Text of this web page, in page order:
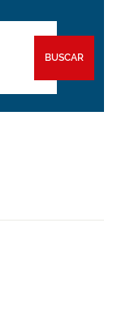
BUSCAR